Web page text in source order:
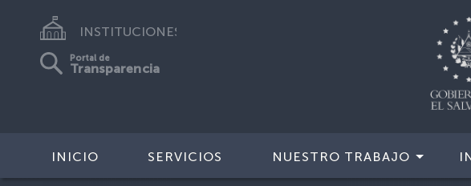
INSTITUCIONES
Portal de
Transparencia
INICIO SERVICIOS NUESTRO TRABAJO